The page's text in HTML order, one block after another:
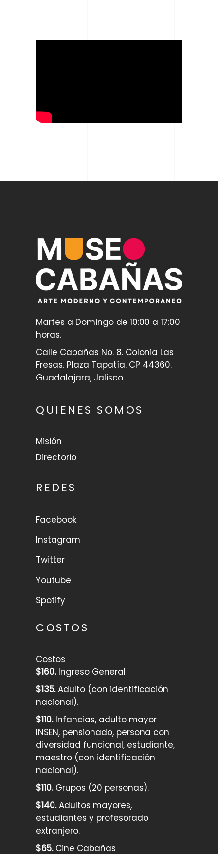
Martes a Domingo de 10:00 a 17:00
horas.
Calle Cabañas No. 8. Colonia Las
Fresas. Plaza Tapatía. CP 44360.
Guadalajara, Jalisco.
QUIENES SOMOS
Misión
Directorio
REDES
Facebook
Instagram
Twitter
Youtube
Spotify
COSTOS
Costos
$160.Ingreso General
$135.Adulto (con identificación
nacional).
$110.Infancias, adulto mayor
INSEN, pensionado, persona con
diversidad funcional, estudiante,
maestro (con identificación
nacional).
$110.Grupos (20 personas).
$140.Adultos mayores,
estudiantes y profesorado
extranjero.
$65.Cine Cabañas